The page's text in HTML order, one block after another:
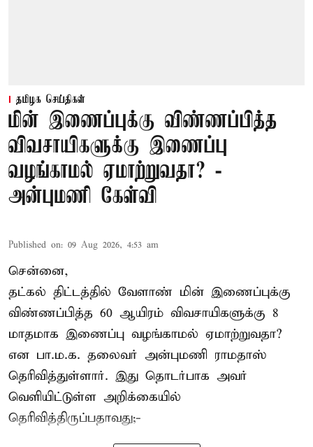
தமிழக செய்திகள்
மின் இணைப்புக்கு விண்ணப்பித்த
விவசாயிகளுக்கு இணைப்பு
வழங்காமல் ஏமாற்றுவதா? -
அன்புமணி கேள்வி
Published on: 09 Aug 2026, 4:53 am
சென்னை,
தட்கல் திட்டத்தில் வேளாண் மின் இணைப்புக்கு
விண்ணப்பித்த 60 ஆயிரம் விவசாயிகளுக்கு 8
மாதமாக இணைப்பு வழங்காமல் ஏமாற்றுவதா?
என பா.ம.க. தலைவர் அன்புமணி ராமதாஸ்
தெரிவித்துள்ளார். இது தொடர்பாக அவர்
வெளியிட்டுள்ள அறிக்கையில்
தெரிவித்திருப்பதாவது;-